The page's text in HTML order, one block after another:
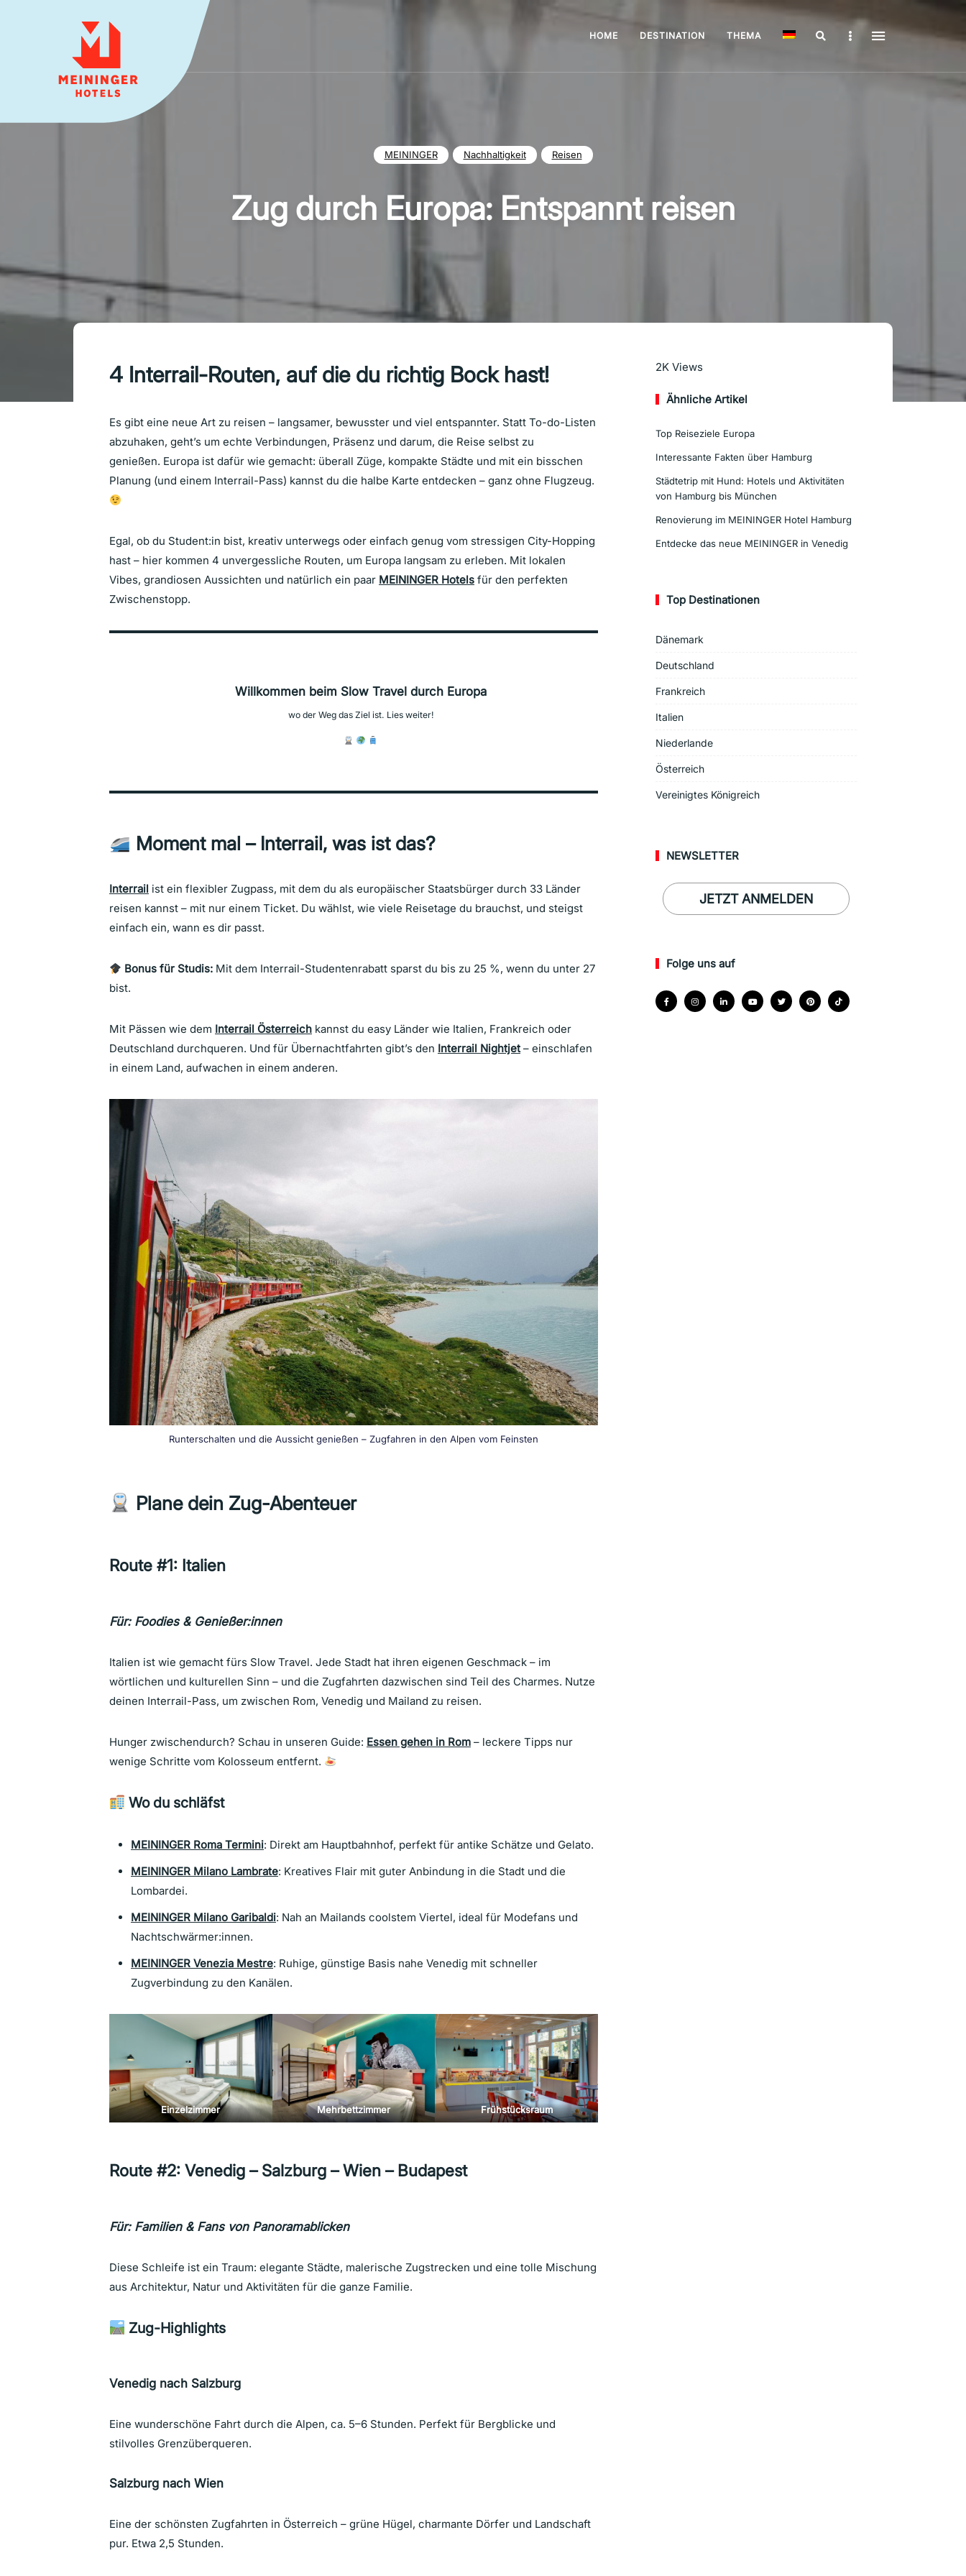
HOME DESTINATION THEMA
SearchSidebar
MEININGER Nachhaltigkeit Reisen
Zug durch Europa: Entspannt reisen
4 Interrail-Routen, auf die du richtig Bock hast!
Es gibt eine neue Art zu reisen – langsamer, bewusster und viel entspannter. Statt To-do-Listen
abzuhaken, geht’s um echte Verbindungen, Präsenz und darum, die Reise selbst zu
genießen. Europa ist dafür wie gemacht: überall Züge, kompakte Städte und mit ein bisschen
Planung (und einem Interrail-Pass) kannst du die halbe Karte entdecken – ganz ohne Flugzeug.
Egal, ob du Student:in bist, kreativ unterwegs oder einfach genug vom stressigen City-Hopping
hast – hier kommen 4 unvergessliche Routen, um Europa langsam zu erleben. Mit lokalen
Vibes, grandiosen Aussichten und natürlich ein paar MEININGER Hotels für den perfekten
Zwischenstopp.
Willkommen beim Slow Travel durch Europa
wo der Weg das Ziel ist. Lies weiter!
Moment mal – Interrail, was ist das?
Interrail ist ein flexibler Zugpass, mit dem du als europäischer Staatsbürger durch 33 Länder
reisen kannst – mit nur einem Ticket. Du wählst, wie viele Reisetage du brauchst, und steigst
einfach ein, wann es dir passt.
Bonus für Studis: Mit dem Interrail-Studentenrabatt sparst du bis zu 25 %, wenn du unter 27
bist.
Mit Pässen wie dem Interrail Österreich kannst du easy Länder wie Italien, Frankreich oder
Deutschland durchqueren. Und für Übernachtfahrten gibt’s den Interrail Nightjet– einschlafen
in einem Land, aufwachen in einem anderen.
Runterschalten und die Aussicht genießen – Zugfahren in den Alpen vom Feinsten
Plane dein Zug-Abenteuer
Route #1: Italien
Für:Foodies & Genießer:innen
Italien ist wie gemacht fürs Slow Travel. Jede Stadt hat ihren eigenen Geschmack – im
wörtlichen und kulturellen Sinn – und die Zugfahrten dazwischen sind Teil des Charmes. Nutze
deinen Interrail-Pass, um zwischen Rom, Venedig und Mailand zu reisen.
Hunger zwischendurch? Schau in unseren Guide: Essen gehen in Rom – leckere Tipps nur
wenige Schritte vom Kolosseum entfernt.
Wo du schläfst
MEININGER Roma Termini: Direkt am Hauptbahnhof, perfekt für antike Schätze und Gelato.
MEININGER Milano Lambrate: Kreatives Flair mit guter Anbindung in die Stadt und die
Lombardei.
MEININGER Milano Garibaldi: Nah an Mailands coolstem Viertel, ideal für Modefans und
Nachtschwärmer:innen.
MEININGER Venezia Mestre: Ruhige, günstige Basis nahe Venedig mit schneller
Zugverbindung zu den Kanälen.
Einzelzimmer Mehrbettzimmer Frühstücksraum
Route #2: Venedig – Salzburg – Wien – Budapest
Für:Familien & Fans von Panoramablicken
Diese Schleife ist ein Traum: elegante Städte, malerische Zugstrecken und eine tolle Mischung
aus Architektur, Natur und Aktivitäten für die ganze Familie.
Zug-Highlights
Venedig nach Salzburg
Eine wunderschöne Fahrt durch die Alpen, ca. 5–6 Stunden. Perfekt für Bergblicke und
stilvolles Grenzüberqueren.
Salzburg nach Wien
Eine der schönsten Zugfahrten in Österreich – grüne Hügel, charmante Dörfer und Landschaft
pur. Etwa 2,5 Stunden.
Mehr lesen
2K Views
Ähnliche Artikel
Top Reiseziele Europa
Interessante Fakten über Hamburg
Städtetrip mit Hund: Hotels und Aktivitäten
von Hamburg bis München
Renovierung im MEININGER Hotel Hamburg
Entdecke das neue MEININGER in Venedig
Top Destinationen
Dänemark
Deutschland
Frankreich
Italien
Niederlande
Österreich
Vereinigtes Königreich
NEWSLETTER
JETZT ANMELDEN
Folge uns auf